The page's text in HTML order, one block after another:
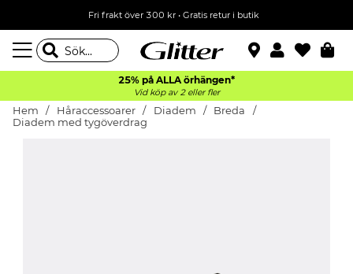
Fri frakt över 300 kr• Gratis retur i butik
25% på ALLA örhängen*
Vid köp av 2 eller fler
Hem Håraccessoarer Diadem
Breda
Diadem med tygöverdrag